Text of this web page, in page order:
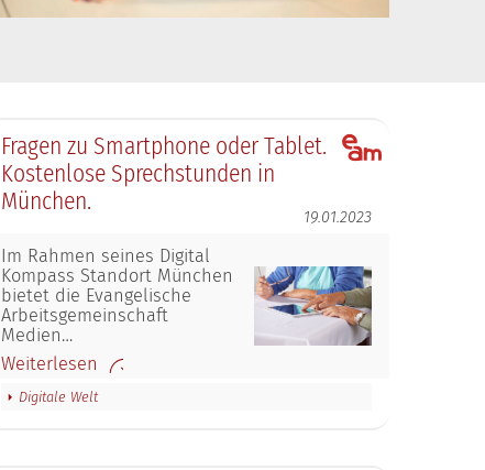
Fragen zu Smartphone oder Tablet.
Kostenlose Sprechstunden in
München.
19.01.2023
Im Rahmen seines Digital
Kompass Standort München
bietet die Evangelische
Arbeitsgemeinschaft
Medien…
Weiterlesen
Digitale Welt